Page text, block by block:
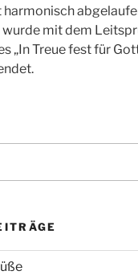
harmonisch
mit dem
„In Treue fest für